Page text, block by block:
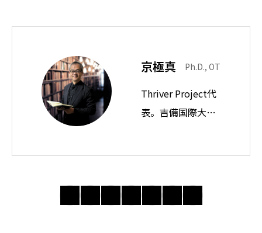
京極真 Ph.D., OT
Thriver Project代
表。吉備国際大学
問い直し、分かり
合えない世界で人